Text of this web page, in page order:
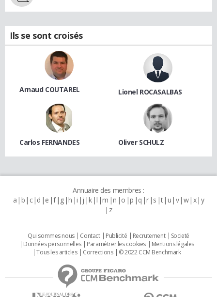
Ils se sont croisés
Arnaud COUTAREL Lionel ROCASALBAS
Carlos FERNANDES Oliver SCHULZ
Annuaire des membres :
a b c d e f g h i j k l m n o p q r s t u v w x y
z
Qui sommes nous Contact Publicité Recrutement
Societé
Données personnelles
Paramétrer les cookies
Mentions légales
Tous les articles
Corrections © 2022 CCM Benchmark